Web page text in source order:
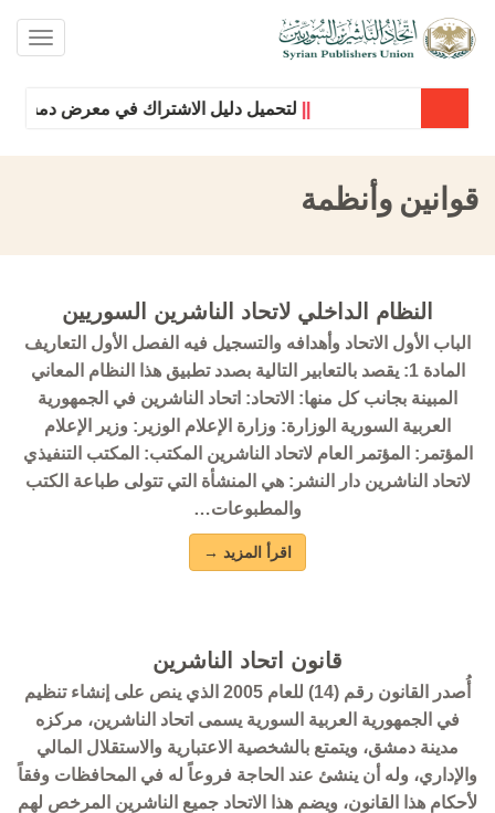
لتحميل دليل الاشتراك في معرض دمشق
قوانين وأنظمة
النظام الداخلي لاتحاد الناشرين السوريين
الباب الأول الاتحاد وأهدافه والتسجيل فيه الفصل الأول التعاريف
المادة 1: يقصد بالتعابير التالية بصدد تطبيق هذا النظام المعاني
المبينة بجانب كل منها: الاتحاد: اتحاد الناشرين في الجمهورية
العربية السورية الوزارة: وزارة الإعلام الوزير: وزير الإعلام
المؤتمر: المؤتمر العام لاتحاد الناشرين المكتب: المكتب التنفيذي
لاتحاد الناشرين دار النشر: هي المنشأة التي تتولى طباعة الكتب
والمطبوعات…
اقرأ المزيد →
قانون اتحاد الناشرين
أُصدر القانون رقم (14) للعام 2005 الذي ينص على إنشاء تنظيم
في الجمهورية العربية السورية يسمى اتحاد الناشرين، مركزه
مدينة دمشق، ويتمتع بالشخصية الاعتبارية والاستقلال المالي
والإداري، وله أن ينشئ عند الحاجة فروعاً له في المحافظات وفقاً
لأحكام هذا القانون، ويضم هذا الاتحاد جميع الناشرين المرخص لهم